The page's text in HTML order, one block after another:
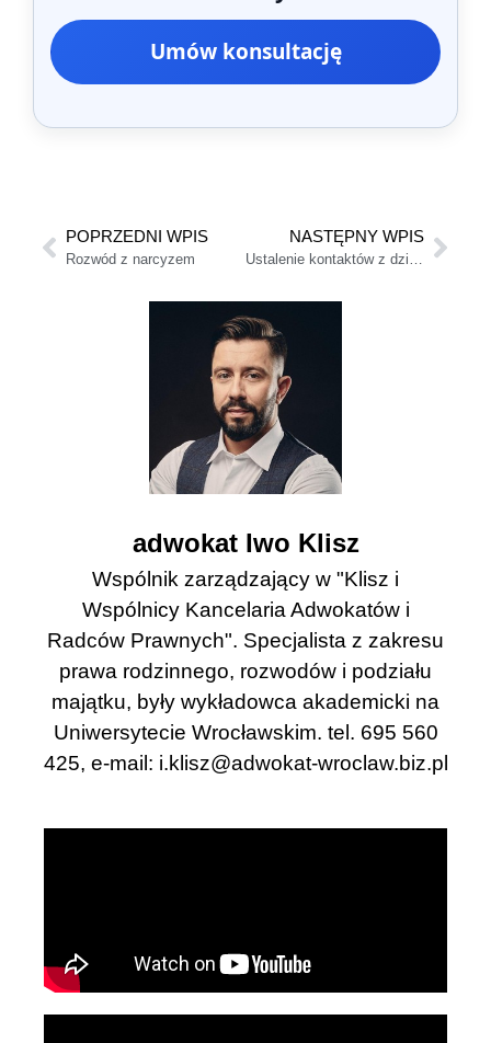
Umów konsultację
POPRZEDNI WPIS
Rozwód z narcyzem
NASTĘPNY WPIS
Ustalenie kontaktów z dzieckiem | Adwokat Iwo Klisz | Jak złożyć wniosek?
adwokat Iwo Klisz
Wspólnik zarządzający w "Klisz i
Wspólnicy Kancelaria Adwokatów i
Radców Prawnych". Specjalista z zakresu
prawa rodzinnego, rozwodów i podziału
majątku, były wykładowca akademicki na
Uniwersytecie Wrocławskim. tel. 695 560
425, e-mail: i.klisz@adwokat-wroclaw.biz.pl